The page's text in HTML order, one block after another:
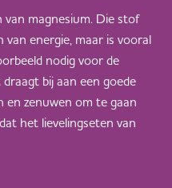
van magnesium. Die stof
energie, maar is vooral
nodig voor de
bij aan een goede
en zenuwen om te gaan
het lievelingseten van